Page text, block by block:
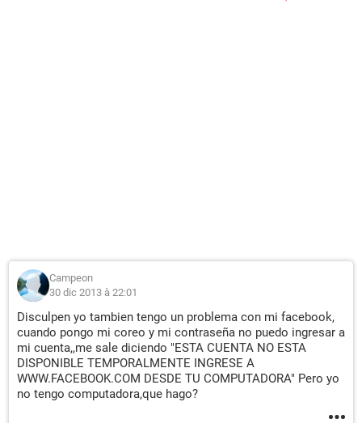
Campeon
30 dic 2013 à 22:01
Disculpen yo tambien tengo un problema con mi facebook,
cuando pongo mi coreo y mi contraseña no puedo ingresar a
mi cuenta,,me sale diciendo "ESTA CUENTA NO ESTA
DISPONIBLE TEMPORALMENTE INGRESE A
WWW.FACEBOOK.COM DESDE TU COMPUTADORA" Pero yo
no tengo computadora,que hago?